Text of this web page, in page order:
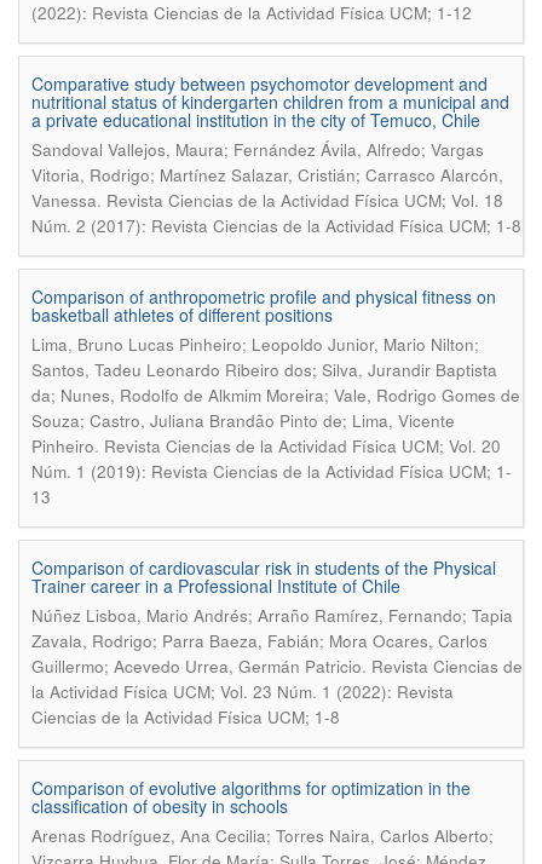
(2022): Revista Ciencias de la Actividad Física UCM; 1-12
Comparative study between psychomotor development and
nutritional status of kindergarten children from a municipal and
a private educational institution in the city of Temuco, Chile
Sandoval Vallejos, Maura; Fernández Ávila, Alfredo; Vargas
Vitoria, Rodrigo; Martínez Salazar, Cristián; Carrasco Alarcón,
Vanessa. Revista Ciencias de la Actividad Física UCM; Vol. 18
Núm. 2 (2017): Revista Ciencias de la Actividad Física UCM; 1-8
Comparison of anthropometric profile and physical fitness on
basketball athletes of different positions
Lima, Bruno Lucas Pinheiro; Leopoldo Junior, Mario Nilton;
Santos, Tadeu Leonardo Ribeiro dos; Silva, Jurandir Baptista
da; Nunes, Rodolfo de Alkmim Moreira; Vale, Rodrigo Gomes de
Souza; Castro, Juliana Brandão Pinto de; Lima, Vicente
Pinheiro. Revista Ciencias de la Actividad Física UCM; Vol. 20
Núm. 1 (2019): Revista Ciencias de la Actividad Física UCM; 1-
13
Comparison of cardiovascular risk in students of the Physical
Trainer career in a Professional Institute of Chile
Núñez Lisboa, Mario Andrés; Arraño Ramírez, Fernando; Tapia
Zavala, Rodrigo; Parra Baeza, Fabián; Mora Ocares, Carlos
Guillermo; Acevedo Urrea, Germán Patricio. Revista Ciencias de
la Actividad Física UCM; Vol. 23 Núm. 1 (2022): Revista
Ciencias de la Actividad Física UCM; 1-8
Comparison of evolutive algorithms for optimization in the
classification of obesity in schools
Arenas Rodríguez, Ana Cecilia; Torres Naira, Carlos Alberto;